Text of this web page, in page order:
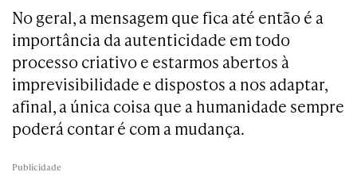
No geral, a mensagem que fica até então é a
importância da autenticidade em todo
processo criativo e estarmos abertos à
imprevisibilidade e dispostos a nos adaptar,
afinal, a única coisa que a humanidade sempre
poderá contar é com a mudança.
Publicidade